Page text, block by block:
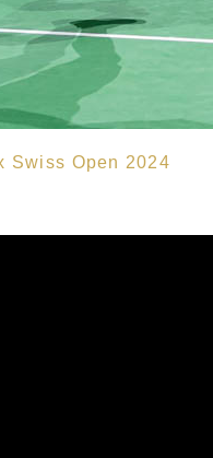
Swiss Open 2024